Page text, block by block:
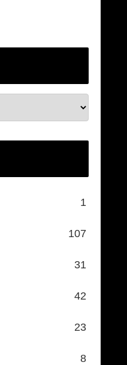
1
107
31
42
23
8